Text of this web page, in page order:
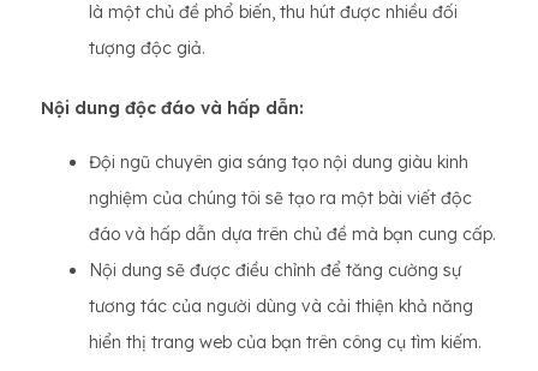
là một chủ đề phổ biến, thu hút được nhiều đối
tượng độc giả.
Nội dung độc đáo và hấp dẫn:
Đội ngũ chuyên gia sáng tạo nội dung giàu kinh
nghiệm của chúng tôi sẽ tạo ra một bài viết độc
đáo và hấp dẫn dựa trên chủ đề mà bạn cung cấp.
Nội dung sẽ được điều chỉnh để tăng cường sự
tương tác của người dùng và cải thiện khả năng
hiển thị trang web của bạn trên công cụ tìm kiếm.